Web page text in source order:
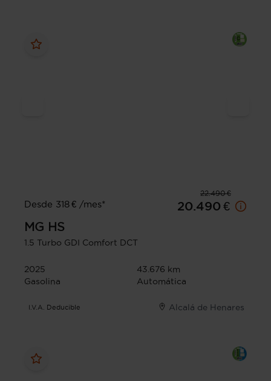
22.490 €
Desde 318 € /mes*
20.490 €
MG HS
1.5 Turbo GDI Comfort DCT
2025
43.676 km
Gasolina
Automática
I.V.A. Deducible Alcalá de Henares